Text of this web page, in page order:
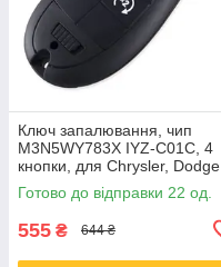
Ключ запалювання, чип
M3N5WY783X IYZ-C01C, 4
кнопки, для Chrysler, Dodge
Готово до відправки 22 од.
555 ₴ 644 ₴